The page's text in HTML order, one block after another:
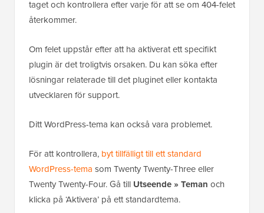
taget och kontrollera efter varje för att se om 404-felet
återkommer.
Om felet uppstår efter att ha aktiverat ett specifikt
plugin är det troligtvis orsaken. Du kan söka efter
lösningar relaterade till det pluginet eller kontakta
utvecklaren för support.
Ditt WordPress-tema kan också vara problemet.
För att kontrollera, byt tillfälligt till ett standard
WordPress-tema som Twenty Twenty-Three eller
Twenty Twenty-Four. Gå till Utseende » Teman och
klicka på ‘Aktivera’ på ett standardtema.